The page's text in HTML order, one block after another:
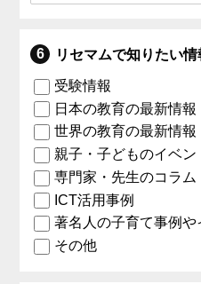
リセマムで知りたい情
受験情報
日本の教育の最新情報
世界の教育の最新情報
親子・子どものイベン
専門家・先生のコラム
ICT活用事例
著名人の子育て事例や
その他